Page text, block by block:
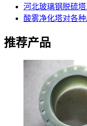
河北玻璃钢脱硫
酸雾净化塔对各
推荐产品